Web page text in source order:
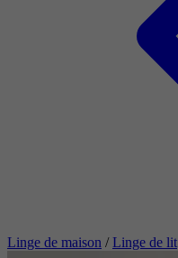
Linge de maison / Linge de lit